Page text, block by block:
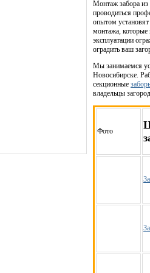
Монтаж забора из
проводиться
опытом
монтажа, которые
эксплуатации
оградить ваш
Мы занимаемся
Новосибирске.
секционные
владельцы
Фото